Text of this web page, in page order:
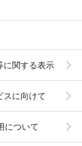
に関する表示
スに向けて
について